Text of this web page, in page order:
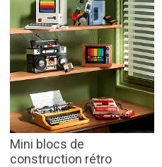
Mini blocs de
construction rétro